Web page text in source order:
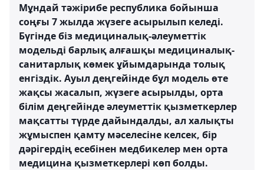
Мұндай тәжірибе республика бойынша
соңғы 7 жылда жүзеге асырылып келеді.
Бүгінде біз медициналық-әлеуметтік
модельді барлық алғашқы медициналық-
санитарлық көмек ұйымдарында толық
енгіздік. Ауыл деңгейінде бұл модель өте
жақсы жасалып, жүзеге асырылды, орта
білім деңгейінде әлеуметтік қызметкерлер
мақсатты түрде дайындалды, ал халықты
жұмыспен қамту мәселесіне келсек, бір
дәрігердің есебінен медбикелер мен орта
медицина қызметкерлері көп болды.